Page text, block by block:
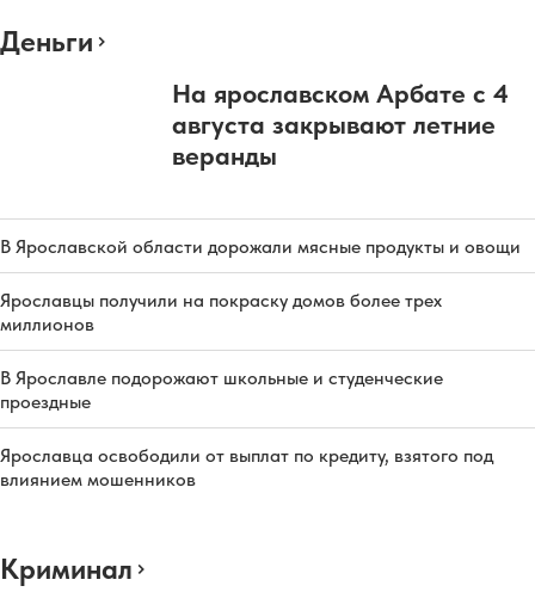
Деньги
На ярославском Арбате с 4
августа закрывают летние
веранды
В Ярославской области дорожали мясные продукты и овощи
Ярославцы получили на покраску домов более трех
миллионов
В Ярославле подорожают школьные и студенческие
проездные
Ярославца освободили от выплат по кредиту, взятого под
влиянием мошенников
Криминал